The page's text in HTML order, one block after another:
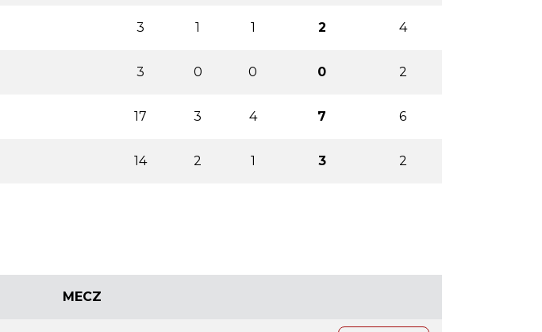
3 1 1 2 4
3 0 0 0 2
17 3 4 7 6
14 2 1 3 2
MECZ